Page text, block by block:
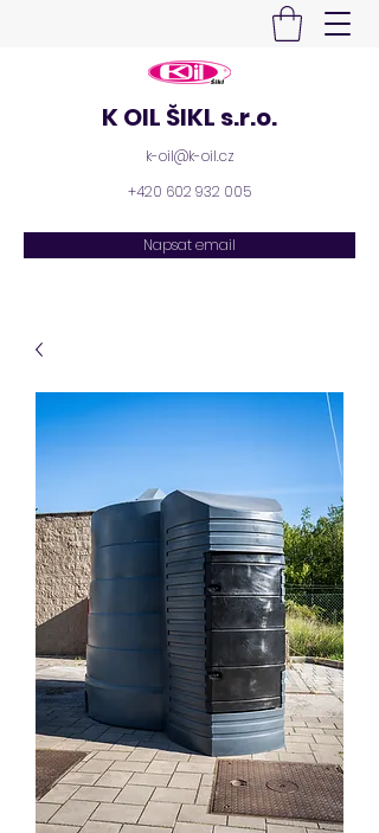
K OIL ŠIKL s.r.o.
k-oil@k-oil.cz
+420 602 932 005
Napsat email